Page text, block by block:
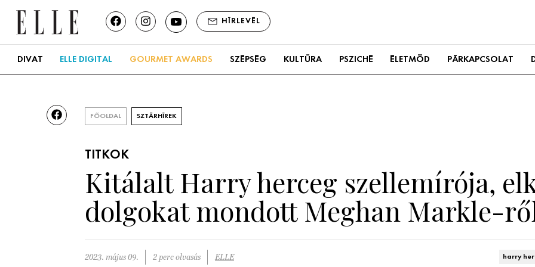
HÍRLEVÉL
DIVAT ELLE DIGITAL GOURMET AWARDS SZÉPSÉG KULTÚRA PSZICHÉ ÉLETMÓD PÁRKAPCSOLAT
FŐOLDAL SZTÁRHÍREK
TITKOK
Kitálalt Harry herceg szellemírója,
dolgokat mondott Meghan Markle-
2023. május 09. 2 perc olvasás ELLE harry